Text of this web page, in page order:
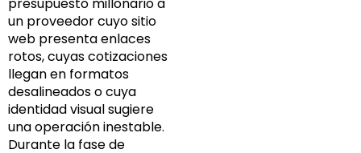
presupuesto millonario a
un proveedor cuyo sitio
web presenta enlaces
rotos, cuyas cotizaciones
llegan en formatos
desalineados o cuya
identidad visual sugiere
una operación inestable.
Durante la fase de